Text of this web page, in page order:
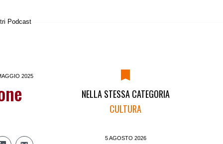
Podcast
2025
NELLA STESSA CATEGORIA
CULTURA
5 AGOSTO 2026